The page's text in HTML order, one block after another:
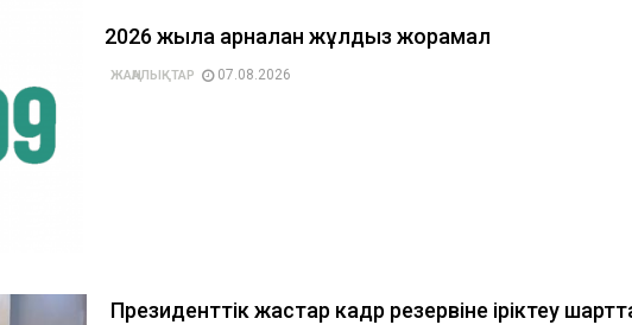
2026 жылға арналған жұлдыз жорамал
ЖАҢАЛЫҚТАР 07.08.2026
Президенттік жастар кадр резервіне іріктеу